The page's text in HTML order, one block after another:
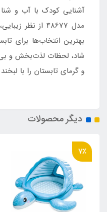
آشنایی کودک با آب و
مدل 48677 از
بهترین انتخاب‌ها برای
شاد، لحظات لذت‌بخش و
و گرمای تابستان را با
دیگر محصولات
7٪